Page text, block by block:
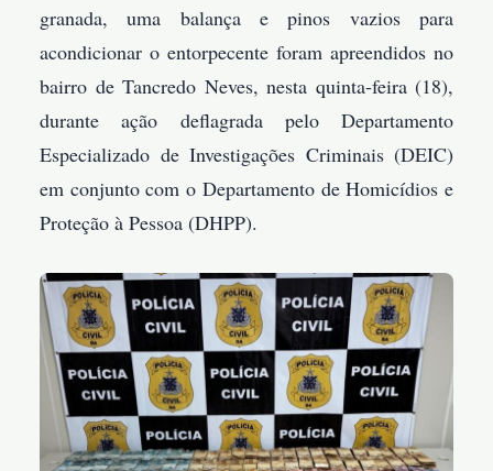
granada, uma balança e pinos vazios para
acondicionar o entorpecente foram apreendidos no
bairro de Tancredo Neves, nesta quinta-feira (18),
durante ação deflagrada pelo Departamento
Especializado de Investigações Criminais (DEIC)
em conjunto com o Departamento de Homicídios e
Proteção à Pessoa (DHPP).